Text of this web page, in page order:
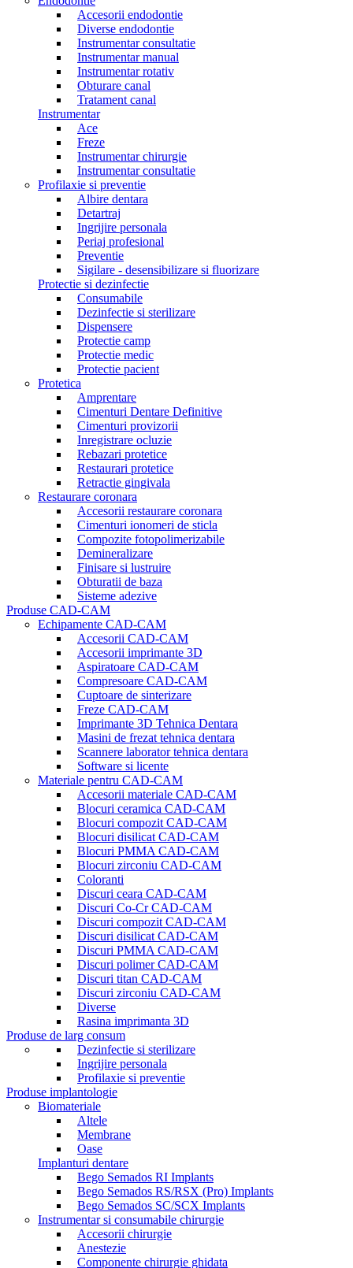
Accesorii endodontie
Diverse endodontie
Instrumentar consultatie
Instrumentar manual
Instrumentar rotativ
Obturare canal
Tratament canal
Instrumentar
Ace
Freze
Instrumentar chirurgie
Instrumentar consultatie
Profilaxie si preventie
Albire dentara
Detartraj
Ingrijire personala
Periaj profesional
Preventie
Sigilare - desensibilizare si fluorizare
Protectie si dezinfectie
Consumabile
Dezinfectie si sterilizare
Dispensere
Protectie camp
Protectie medic
Protectie pacient
Protetica
Amprentare
Cimenturi Dentare Definitive
Cimenturi provizorii
Inregistrare ocluzie
Rebazari protetice
Restaurari protetice
Retractie gingivala
Restaurare coronara
Accesorii restaurare coronara
Cimenturi ionomeri de sticla
Compozite fotopolimerizabile
Demineralizare
Finisare si lustruire
Obturatii de baza
Sisteme adezive
Produse CAD-CAM
Echipamente CAD-CAM
Accesorii CAD-CAM
Accesorii imprimante 3D
Aspiratoare CAD-CAM
Compresoare CAD-CAM
Cuptoare de sinterizare
Freze CAD-CAM
Imprimante 3D Tehnica Dentara
Masini de frezat tehnica dentara
Scannere laborator tehnica dentara
Software si licente
Materiale pentru CAD-CAM
Accesorii materiale CAD-CAM
Blocuri ceramica CAD-CAM
Blocuri compozit CAD-CAM
Blocuri disilicat CAD-CAM
Blocuri PMMA CAD-CAM
Blocuri zirconiu CAD-CAM
Coloranti
Discuri ceara CAD-CAM
Discuri Co-Cr CAD-CAM
Discuri compozit CAD-CAM
Discuri disilicat CAD-CAM
Discuri PMMA CAD-CAM
Discuri polimer CAD-CAM
Discuri titan CAD-CAM
Discuri zirconiu CAD-CAM
Diverse
Rasina imprimanta 3D
Produse de larg consum
Dezinfectie si sterilizare
Ingrijire personala
Profilaxie si preventie
Produse implantologie
Biomateriale
Altele
Membrane
Oase
Implanturi dentare
Bego Semados RI Implants
Bego Semados RS/RSX (Pro) Implants
Bego Semados SC/SCX Implants
Instrumentar si consumabile chirurgie
Accesorii chirurgie
Anestezie
Componente chirurgie ghidata